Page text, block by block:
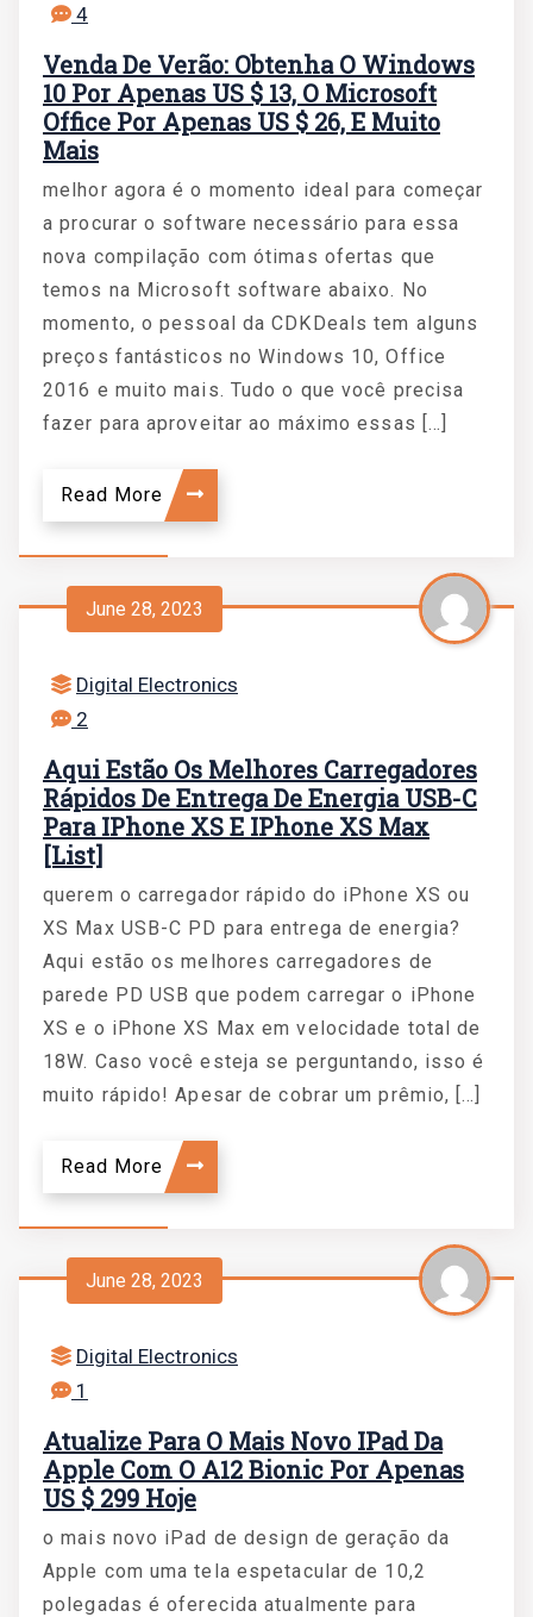
4
Venda De Verão: Obtenha O Windows
10 Por Apenas US $ 13, O Microsoft
Office Por Apenas US $ 26, E Muito
Mais
melhor agora é o momento ideal para começar
a procurar o software necessário para essa
nova compilação com ótimas ofertas que
temos na Microsoft software abaixo. No
momento, o pessoal da CDKDeals tem alguns
preços fantásticos no Windows 10, Office
2016 e muito mais. Tudo o que você precisa
fazer para aproveitar ao máximo essas […]
Read More
June 28, 2023
Digital Electronics
2
Aqui Estão Os Melhores Carregadores
Rápidos De Entrega De Energia USB-C
Para IPhone XS E IPhone XS Max
[List]
querem o carregador rápido do iPhone XS ou
XS Max USB-C PD para entrega de energia?
Aqui estão os melhores carregadores de
parede PD USB que podem carregar o iPhone
XS e o iPhone XS Max em velocidade total de
18W. Caso você esteja se perguntando, isso é
muito rápido! Apesar de cobrar um prêmio, […]
Read More
June 28, 2023
Digital Electronics
1
Atualize Para O Mais Novo IPad Da
Apple Com O A12 Bionic Por Apenas
US $ 299 Hoje
o mais novo iPad de design de geração da
Apple com uma tela espetacular de 10,2
polegadas é oferecida atualmente para